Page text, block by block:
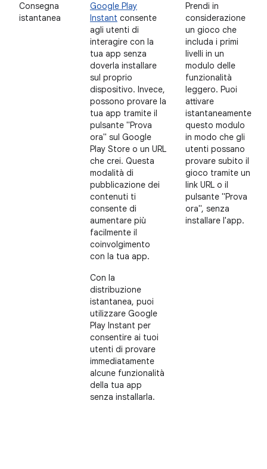
Consegna
istantanea
Google Play
Instant consente
agli utenti di
interagire con la
tua app senza
doverla installare
sul proprio
dispositivo. Invece,
possono provare la
tua app tramite il
pulsante "Prova
ora" sul Google
Play Store o un URL
che crei. Questa
modalità di
pubblicazione dei
contenuti ti
consente di
aumentare più
facilmente il
coinvolgimento
con la tua app.
Con la
distribuzione
istantanea, puoi
utilizzare Google
Play Instant per
consentire ai tuoi
utenti di provare
immediatamente
alcune funzionalità
della tua app
senza installarla.
Prendi in
considerazione
un gioco che
includa i primi
livelli in un
modulo delle
funzionalità
leggero. Puoi
attivare
istantaneamente
questo modulo
in modo che gli
utenti possano
provare subito il
gioco tramite un
link URL o il
pulsante "Prova
ora", senza
installare l'app.